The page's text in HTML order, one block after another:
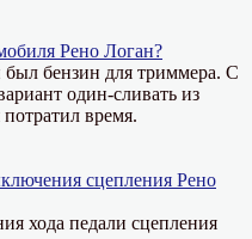
Рено Логан?
бензин для триммера. С
один-сливать из
время.
сцепления Рено
хода педали сцепления